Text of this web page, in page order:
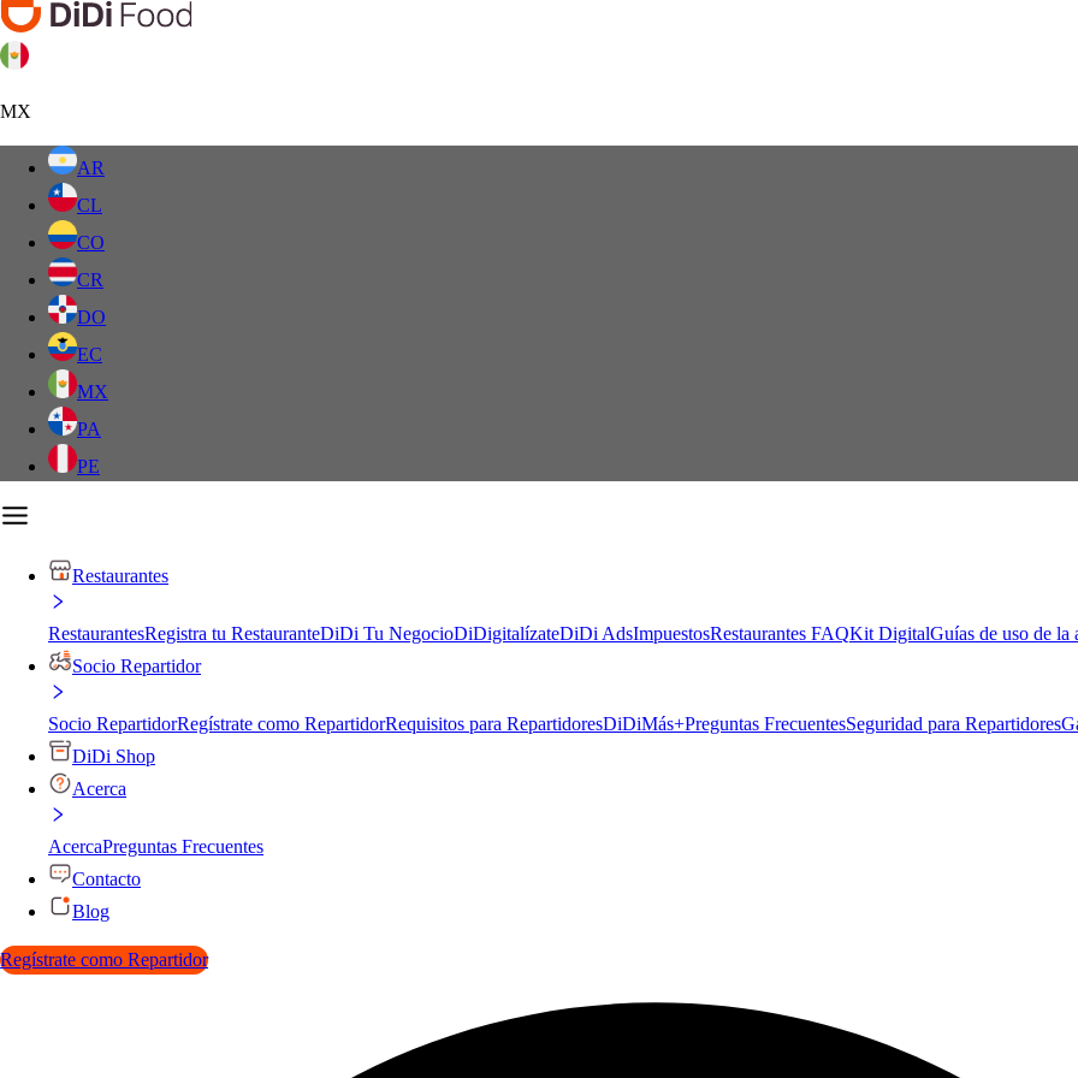
MX
AR
CL
CO
CR
DO
EC
MX
PA
PE
Restaurantes
RestaurantesRegistra tu RestauranteDiDi Tu NegocioDiDigitalízateDiDi AdsImpuestosRestaurantes FAQKit DigitalGuías de uso de la
Socio Repartidor
Socio RepartidorRegístrate como RepartidorRequisitos para RepartidoresDiDiMás+Preguntas FrecuentesSeguridad para Repartidores
DiDi Shop
Acerca
AcercaPreguntas Frecuentes
Contacto
Blog
Regístrate como Repartidor